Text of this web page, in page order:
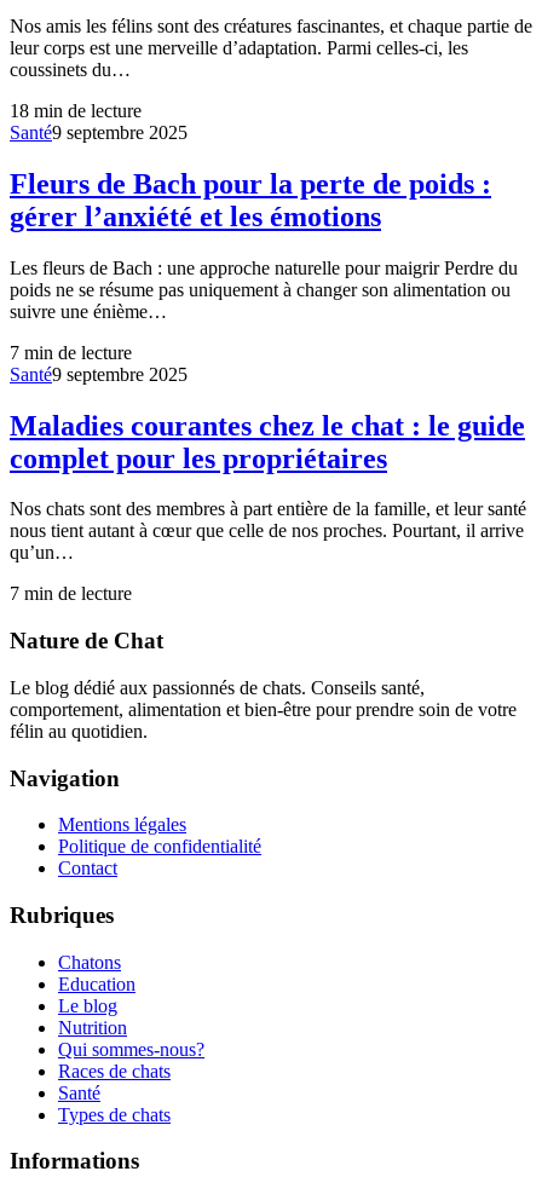
Nos amis les félins sont des créatures fascinantes, et chaque partie de
leur corps est une merveille d’adaptation. Parmi celles-ci, les
coussinets du…
18 min de lecture
Santé9 septembre 2025
Fleurs de Bach pour la perte de poids :
gérer l’anxiété et les émotions
Les fleurs de Bach : une approche naturelle pour maigrir Perdre du
poids ne se résume pas uniquement à changer son alimentation ou
suivre une énième…
7 min de lecture
Santé9 septembre 2025
Maladies courantes chez le chat : le guide
complet pour les propriétaires
Nos chats sont des membres à part entière de la famille, et leur santé
nous tient autant à cœur que celle de nos proches. Pourtant, il arrive
qu’un…
7 min de lecture
Nature de Chat
Le blog dédié aux passionnés de chats. Conseils santé,
comportement, alimentation et bien-être pour prendre soin de votre
félin au quotidien.
Navigation
Mentions légales
Politique de confidentialité
Contact
Rubriques
Chatons
Education
Le blog
Nutrition
Qui sommes-nous?
Races de chats
Santé
Types de chats
Informations